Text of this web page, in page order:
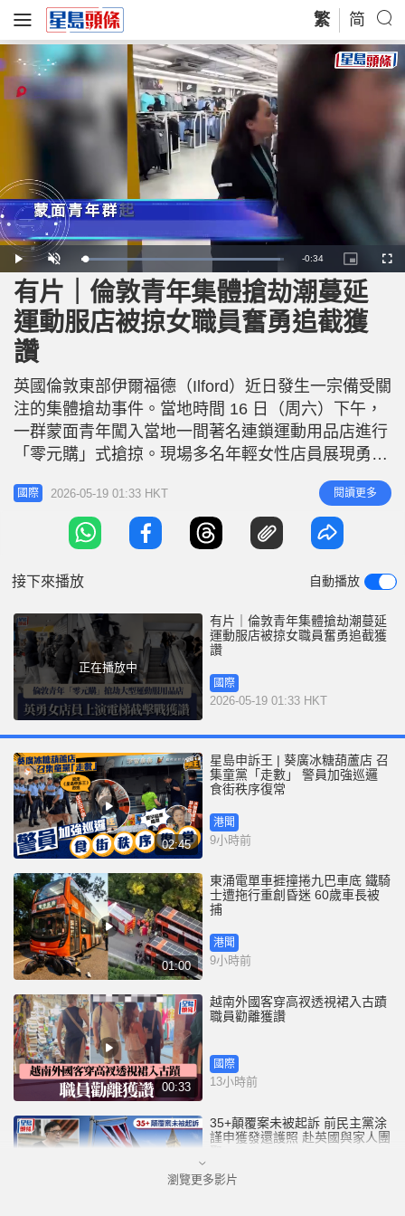
繁 简
P
l
a
y
U
n
m
u
e
L
o
a
d
e
d
:
9
8
R
e
m
n
n
-0:34
P
i
c
t
u
r
e
-
i
c
t
u
r
F
u
有片｜倫敦青年集體搶劫潮蔓延
運動服店被掠女職員奮勇追截獲
讚
英國倫敦東部伊爾福德（Ilford）近日發生一宗備受關
注的集體搶劫事件。當地時間 16 日（周六）下午，
一群蒙面青年闖入當地一間著名連鎖運動用品店進行
「零元購」式搶掠。現場多名年輕女性店員展現勇
氣，奮起在扶手電梯上與歹徒搏鬥並成功奪回部分失
物，過程被民眾拍下後在網絡瘋傳。 突發「青少年
聚會」 蒙面青年群起搶掠 事發於下午約 5 時 17
分，大約 9 名身穿連帽衫、戴著面罩的青年突然湧入
國際 2026-05-19 01:33 HKT 閱讀更多
接下來播放 自動播放
正在播放中
有片｜倫敦青年集體搶劫潮蔓延
運動服店被掠女職員奮勇追截獲
讚
國際
2026-05-19 01:33 HKT
02:45
星島申訴王 | 葵廣冰糖葫蘆店 召
集童黨「走數」 警員加強巡邏
食街秩序復常
港聞
9小時前
01:00
東涌電單車捱撞捲九巴車底 鐵騎
士遭拖行重創昏迷 60歲車長被
捕
港聞
9小時前
00:33
越南外國客穿高衩透視裙入古蹟
職員勸離獲讚
國際
13小時前
35+顛覆案未被起訴 前民主黨涂
謹申獲發還護照 赴英國與家人團
港聞
瀏覽更多影片